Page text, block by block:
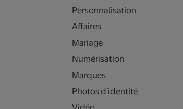
Personnalisation
Affaires
Mariage
Numérisation
Marques
Photos d'identité